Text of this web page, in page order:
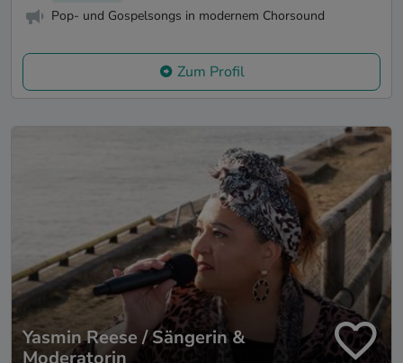
Pop- und Gospelsongs in modernem Chorsound
Zum Profil
Yasmin Reese / Sängerin &
Moderatorin